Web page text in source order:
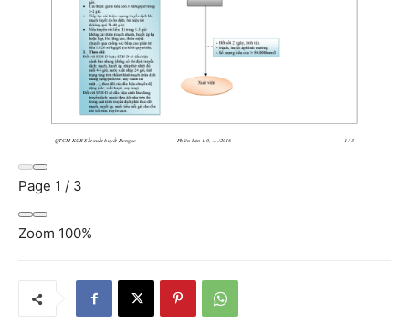
Page 1 / 3
Zoom 100%